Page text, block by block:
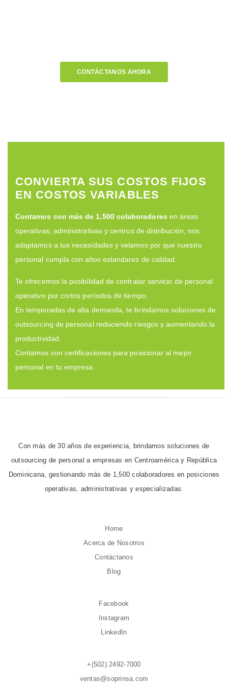
CONTÁCTANOS AHORA
CONVIERTA SUS COSTOS FIJOS
EN COSTOS VARIABLES
Contamos con más de 1,500 colaboradores en áreas
operativas, administrativas y centros de distribución, nos
adaptamos a tus necesidades y velamos por que nuestro
personal cumpla con altos estandares de calidad.
Te ofrecemos la posibilidad de contratar servicio de personal
operativo por cortos períodos de tiempo.
En temporadas de alta demanda, te brindamos soluciones de
outsourcing de personal reduciendo riesgos y aumentando la
productividad.
Contamos con certificaciones para posicionar al mejor
personal en tu empresa.
Con más de 30 años de experiencia, brindamos soluciones de
outsourcing de personal a empresas en Centroamérica y República
Dominicana, gestionando más de 1,500 colaboradores en posiciones
operativas, administrativas y especializadas.
Home
Acerca de Nosotros
Contáctanos
Blog
Facebook
Instagram
LinkedIn
+(502) 2492-7000
ventas@soprinsa.com